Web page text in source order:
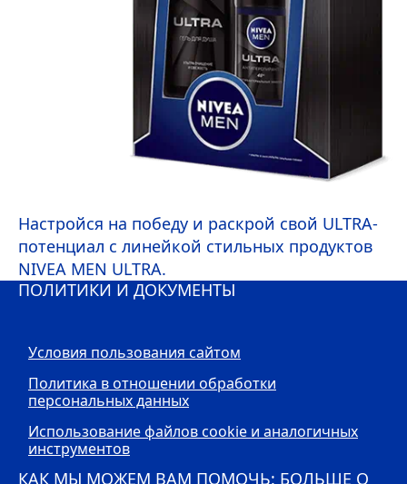
Настройся на победу и раскрой свой ULTRA-
потенциал с линейкой стильных продуктов
NIVEA MEN ULTRA.
ПОЛИТИКИ И ДОКУМЕНТЫ
Условия пользования сайтом
Политика в отношении обработки
персональных данных
Использование файлов cookie и аналогичных
инструментов
КАК МЫ МОЖЕМ ВАМ ПОМОЧЬ: БОЛЬШЕ О